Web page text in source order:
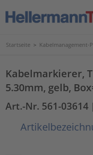
Startseite > Kabelmanagement-
Kabelmarkierer,
5.30mm, gelb,
Art.-Nr. 561-03614